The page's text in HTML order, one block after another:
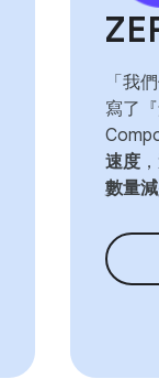
「我
寫了
速度
數量